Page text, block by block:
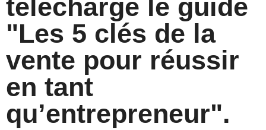
téléchargé le guide
"Les 5 clés de la
vente pour réussir
en tant
qu’entrepreneur".